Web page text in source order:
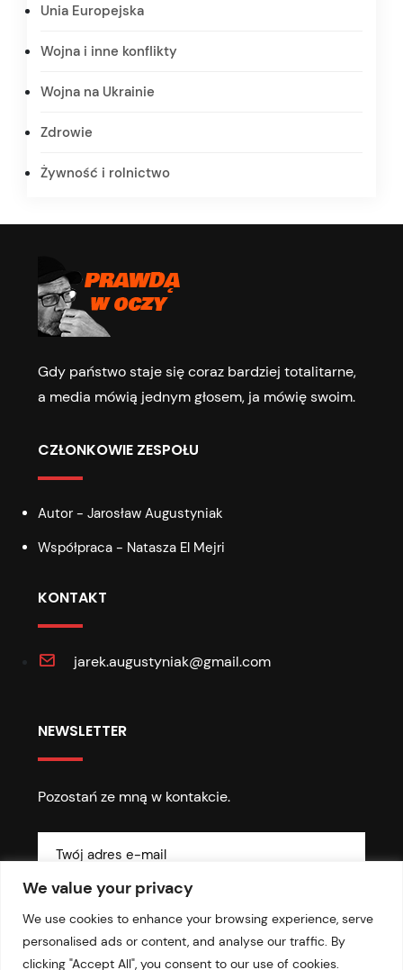
We value your privacy
We use cookies to enhance your browsing experience, serve
personalised ads or content, and analyse our traffic. By
clicking "Accept All", you consent to our use of cookies.
Unia Europejska
Wojna i inne konflikty
Wojna na Ukrainie
Zdrowie
Żywność i rolnictwo
Gdy państwo staje się coraz bardziej totalitarne,
a media mówią jednym głosem, ja mówię swoim.
CZŁONKOWIE ZESPOŁU
Autor - Jarosław Augustyniak
Współpraca - Natasza El Mejri
KONTAKT
jarek.augustyniak@gmail.com
NEWSLETTER
Pozostań ze mną w kontakcie.